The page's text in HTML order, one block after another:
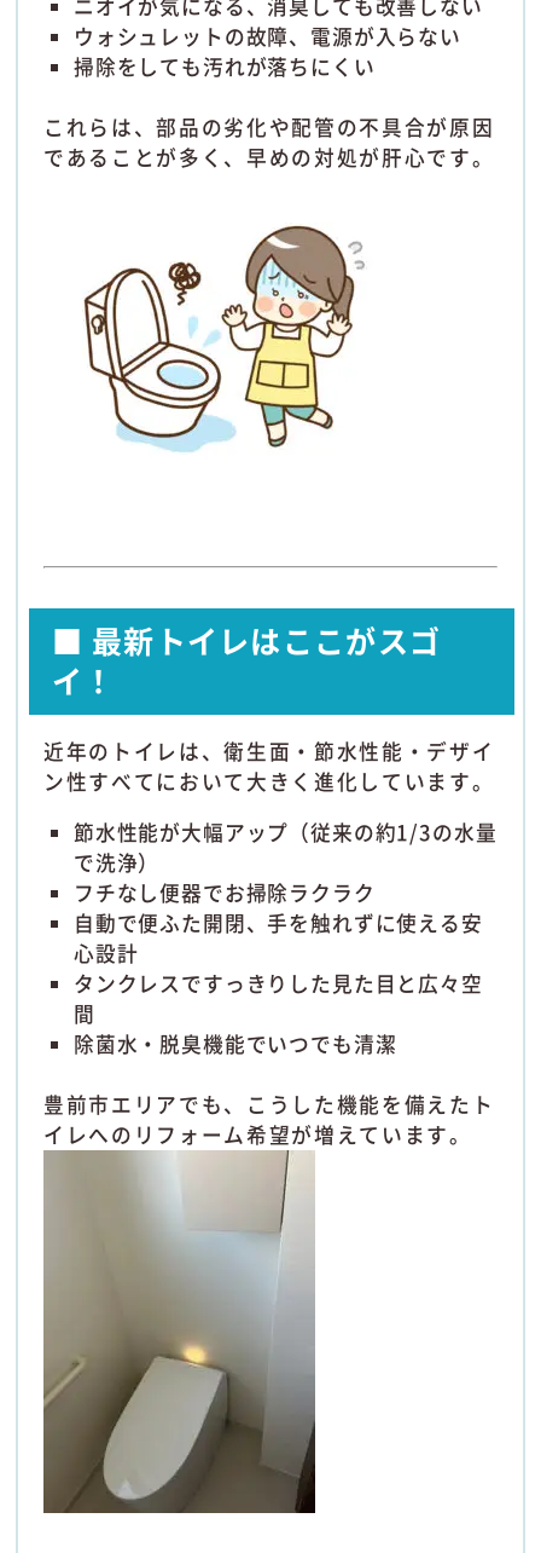
ニオイが気になる、消臭しても改善しない
ウォシュレットの故障、電源が入らない
掃除をしても汚れが落ちにくい
これらは、部品の劣化や配管の不具合が原因
であることが多く、早めの対処が肝心です。
■ 最新トイレはここがスゴ
イ！
近年のトイレは、衛生面・節水性能・デザイ
ン性すべてにおいて大きく進化しています。
節水性能が大幅アップ（従来の約1/3の水量
で洗浄）
フチなし便器でお掃除ラクラク
自動で便ふた開閉、手を触れずに使える安
心設計
タンクレスですっきりした見た目と広々空
間
除菌水・脱臭機能でいつでも清潔
豊前市エリアでも、こうした機能を備えたト
イレへのリフォーム希望が増えています。